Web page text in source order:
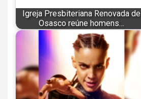
Igreja Presbiteriana Renovada de
Osasco reúne homens…